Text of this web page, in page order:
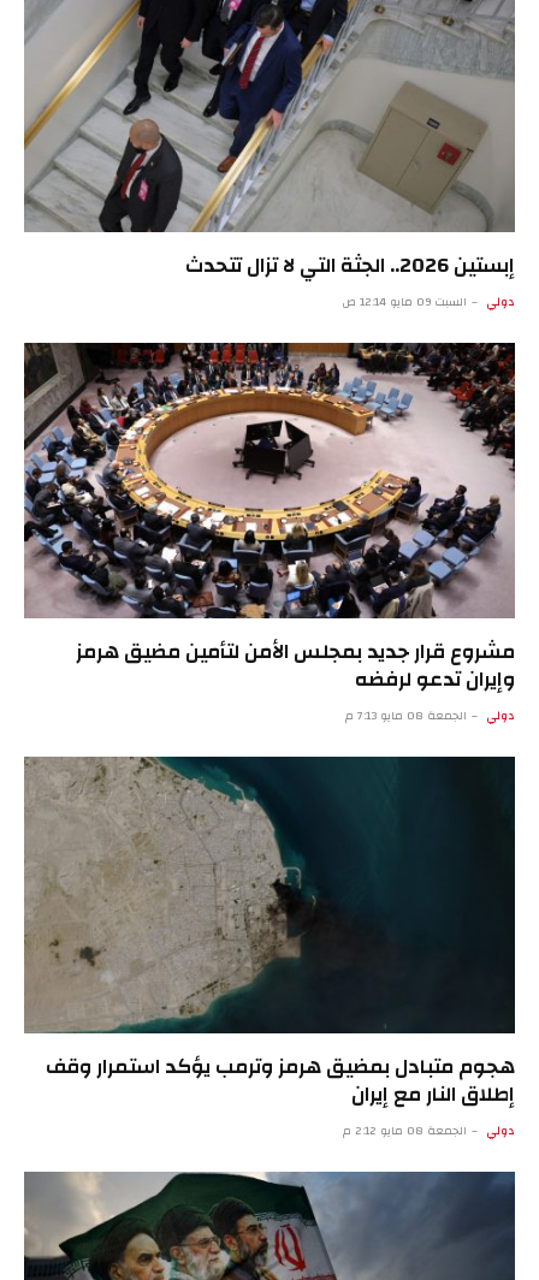
إبستين 2026.. الجثة التي لا تزال تتحدث
دولي السبت 09 مايو 12:14 ص
مشروع قرار جديد بمجلس الأمن لتأمين مضيق هرمز
وإيران تدعو لرفضه
دولي الجمعة 08 مايو 7:13 م
هجوم متبادل بمضيق هرمز وترمب يؤكد استمرار وقف
إطلاق النار مع إيران
دولي الجمعة 08 مايو 2:12 م